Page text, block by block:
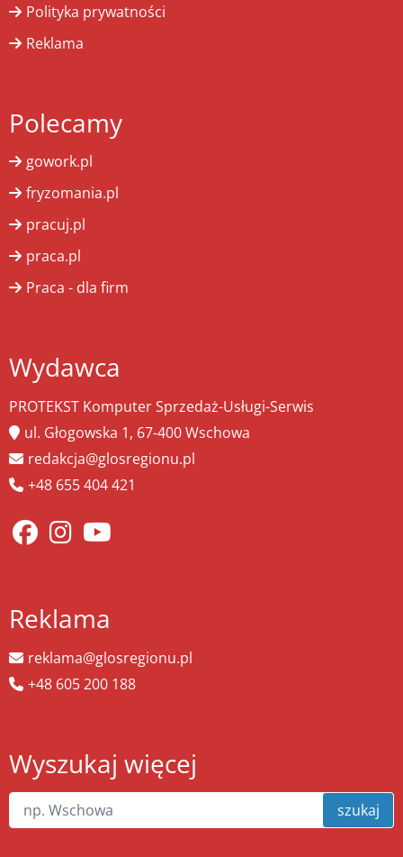
Polityka prywatności
Reklama
Polecamy
gowork.pl
fryzomania.pl
pracuj.pl
praca.pl
Praca - dla firm
Wydawca
PROTEKST Komputer Sprzedaż-Usługi-Serwis
ul. Głogowska 1, 67-400 Wschowa
redakcja@glosregionu.pl
+48 655 404 421
Reklama
reklama@glosregionu.pl
+48 605 200 188
Wyszukaj więcej
szukaj